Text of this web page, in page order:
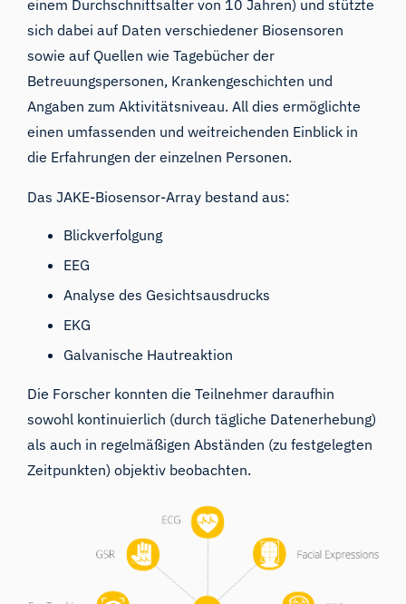
einem Durchschnittsalter von 10 Jahren) und stützte
sich dabei auf Daten verschiedener Biosensoren
sowie auf Quellen wie Tagebücher der
Betreuungspersonen, Krankengeschichten und
Angaben zum Aktivitätsniveau. All dies ermöglichte
einen umfassenden und weitreichenden Einblick in
die Erfahrungen der einzelnen Personen.
Das JAKE-Biosensor-Array bestand aus:
Blickverfolgung
EEG
Analyse des Gesichtsausdrucks
EKG
Galvanische Hautreaktion
Die Forscher konnten die Teilnehmer daraufhin
sowohl kontinuierlich (durch tägliche Datenerhebung)
als auch in regelmäßigen Abständen (zu festgelegten
Zeitpunkten) objektiv beobachten.